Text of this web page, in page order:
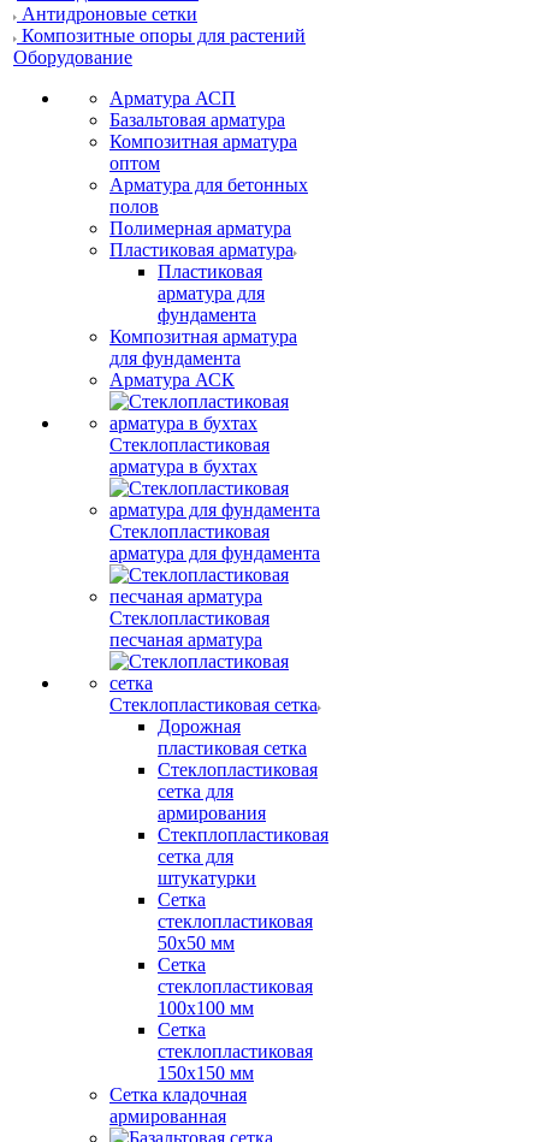
Антидроновые сетки
Композитные опоры для растений
Оборудование
Арматура АСП
Базальтовая арматура
Композитная арматура
оптом
Арматура для бетонных
полов
Полимерная арматура
Пластиковая арматура
Пластиковая
арматура для
фундамента
Композитная арматура
для фундамента
Арматура АСК
Стеклопластиковая
арматура в бухтах
Стеклопластиковая
арматура для фундамента
Стеклопластиковая
песчаная арматура
Стеклопластиковая сетка
Дорожная
пластиковая сетка
Стеклопластиковая
сетка для
армирования
Стекплопластиковая
сетка для
штукатурки
Сетка
стеклопластиковая
50x50 мм
Сетка
стеклопластиковая
100x100 мм
Сетка
стеклопластиковая
150x150 мм
Сетка кладочная
армированная